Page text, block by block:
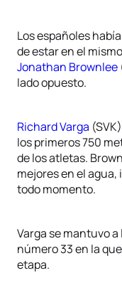
Los españoles
de estar en el
Jonathan Brownlee
lado opuesto.
Richard Varga
los primeros 750
de los atletas.
mejores en el
todo momento.
Varga se mantuvo
número 33 en la
etapa.